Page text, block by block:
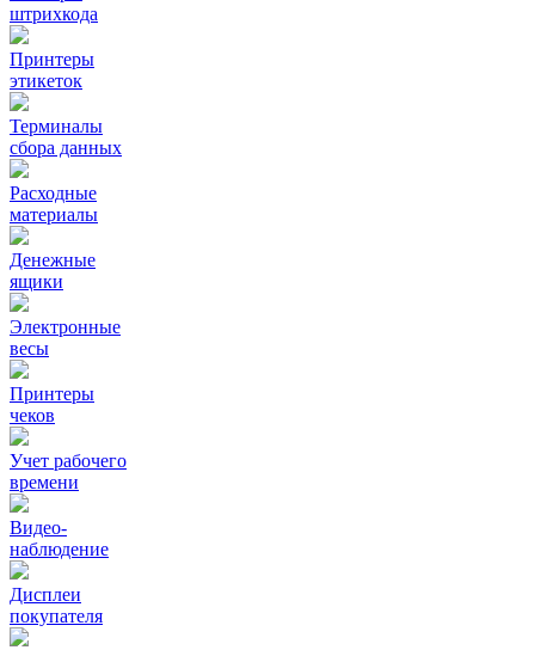
штрихкода
Принтеры
этикеток
Терминалы
сбора данных
Расходные
материалы
Денежные
ящики
Электронные
весы
Принтеры
чеков
Учет рабочего
времени
Видео‑
наблюдение
Дисплеи
покупателя